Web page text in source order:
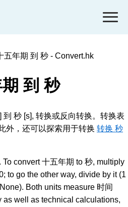
五年期 到 秒 - Convert.hk
到 秒
秒 [s], 转换或反向转换。转换表
外，还可以探索用于转换 转换 秒
convert 十五年期 to 秒, multiply
to go the other way, divide by it (1
Both units measure 时间
as well as technical calculations,